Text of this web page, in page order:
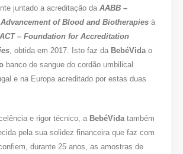
juntado a acreditação daAABB –
of Blood and Biotherapies à
– Foundation for Accreditation
, obtida em 2017. Isto faz da BebéVidao
banco de sangue do cordão umbilical
e na Europa acreditado por estas duas
e rigor técnico, a BebéVida também
pela sua solidez financeira que faz com
durante 25 anos, as amostras de